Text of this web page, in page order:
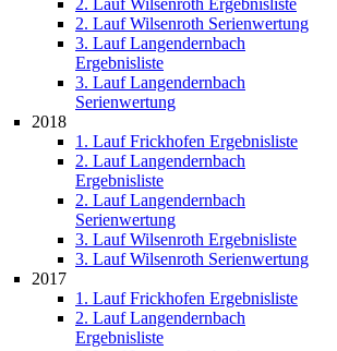
2. Lauf Wilsenroth Ergebnisliste
2. Lauf Wilsenroth Serienwertung
3. Lauf Langendernbach
Ergebnisliste
3. Lauf Langendernbach
Serienwertung
2018
1. Lauf Frickhofen Ergebnisliste
2. Lauf Langendernbach
Ergebnisliste
2. Lauf Langendernbach
Serienwertung
3. Lauf Wilsenroth Ergebnisliste
3. Lauf Wilsenroth Serienwertung
2017
1. Lauf Frickhofen Ergebnisliste
2. Lauf Langendernbach
Ergebnisliste